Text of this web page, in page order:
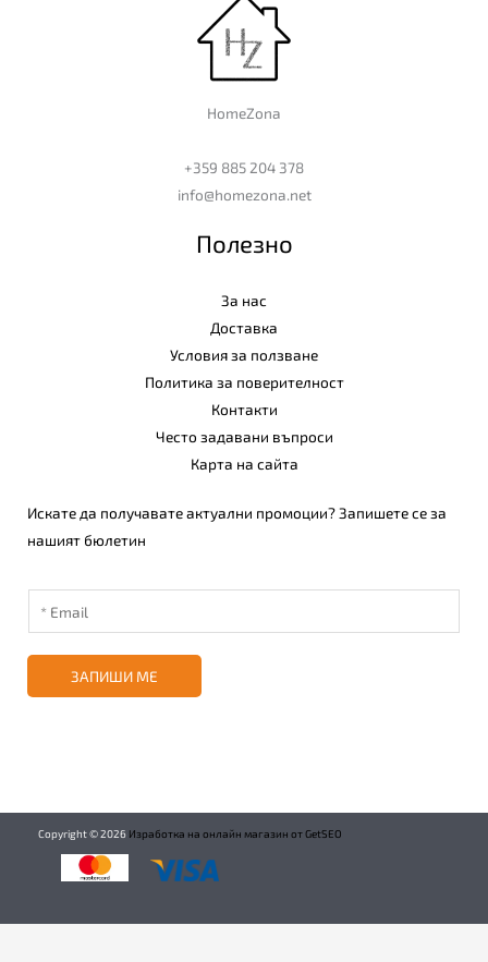
HomeZona
+359 885 204 378
info@homezona.net
Полезно
За нас
Доставка
Условия за ползване
Политика за поверителност
Контакти
Често задавани въпроси
Карта на сайта
Искате да получавате актуални промоции? Запишете се за
нашият бюлетин
ЗАПИШИ МЕ
Copyright ©2026 Изработка на онлайн магазин от GetSEO